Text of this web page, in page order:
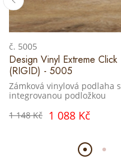
č. 5005
Design Vinyl Extreme Click
(RIGID) - 5005
Zámková vinylová podlaha s
integrovanou podložkou
1 148 Kč
1 088 Kč